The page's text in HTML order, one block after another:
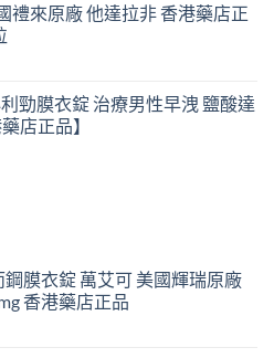
禮來原廠 他達拉非 香港藥店正
勁膜衣錠 治療男性早洩 鹽酸達
店正品】
鋼膜衣錠 萬艾可 美國輝瑞原廠
香港藥店正品